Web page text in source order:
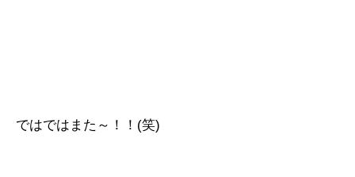
ではではまた～！！(笑)